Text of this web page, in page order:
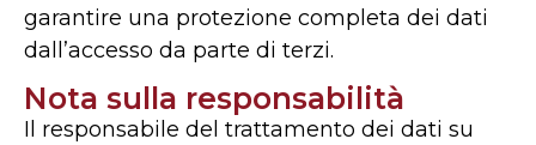
garantire una protezione completa dei dati
dall’accesso da parte di terzi.
Nota sulla responsabilità
Il responsabile del trattamento dei dati su